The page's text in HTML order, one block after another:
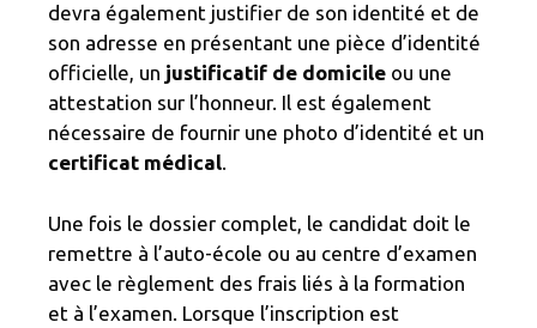
devra également justifier de son identité et de
son adresse en présentant une pièce d’identité
officielle, un justificatif de domicile ou une
attestation sur l’honneur. Il est également
nécessaire de fournir une photo d’identité et un
certificat médical.
Une fois le dossier complet, le candidat doit le
remettre à l’auto-école ou au centre d’examen
avec le règlement des frais liés à la formation
et à l’examen. Lorsque l’inscription est